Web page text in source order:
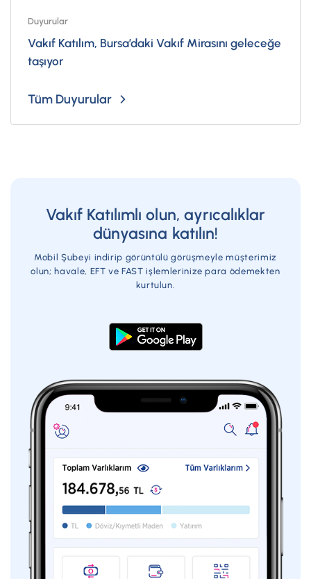
Duyurular
Vakıf Katılım, Bursa’daki Vakıf Mirasını geleceğe
taşıyor
Tüm Duyurular
Vakıf Katılımlı olun, ayrıcalıklar
dünyasına katılın!
Mobil Şubeyi indirip görüntülü görüşmeyle müşterimiz
olun; havale, EFT ve FAST işlemlerinize para ödemekten
kurtulun.